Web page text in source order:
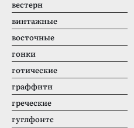
вестерн
винтажные
восточные
гонки
готические
граффити
греческие
гуглфонтс